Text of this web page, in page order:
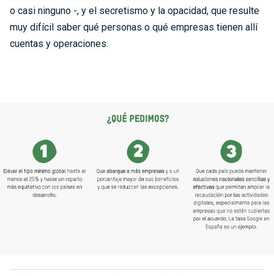
o casi ninguno -, y el secretismo y la opacidad, que resulte
muy difícil saber qué personas o qué empresas tienen allí
cuentas y operaciones.